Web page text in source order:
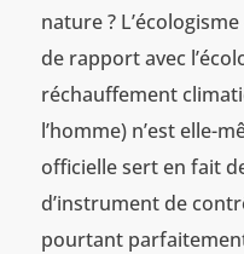
nature ?
de rapport avec
réchauffement
l’homme) n’est elle-
officielle sert en fait
d’instrument de
pourtant